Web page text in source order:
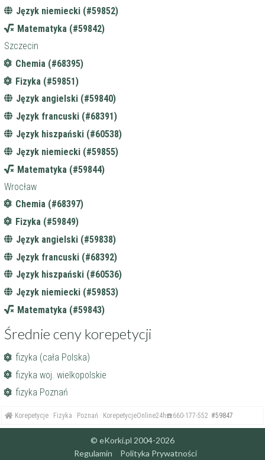
Język niemiecki (#59852)
Matematyka (#59842)
Szczecin
Chemia (#68395)
Fizyka (#59851)
Język angielski (#59840)
Język francuski (#68391)
Język hiszpański (#60538)
Język niemiecki (#59855)
Matematyka (#59844)
Wrocław
Chemia (#68397)
Fizyka (#59849)
Język angielski (#59838)
Język francuski (#68392)
Język hiszpański (#60536)
Język niemiecki (#59853)
Matematyka (#59843)
Średnie ceny korepetycji
fizyka (cała Polska)
fizyka woj. wielkopolskie
fizyka Poznań
Korepetycje Fizyka Poznań KorepetycjeOnline24h☎️660-177-552 #59847
© eKorki.pl 2004-2026
Regulamin
Polityka Prywatności